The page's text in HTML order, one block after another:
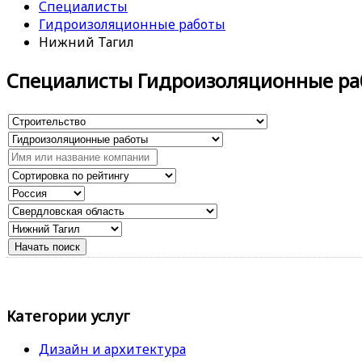
Специалисты
Гидроизоляционные работы
Нижний Тагил
Специалисты Гидроизоляционные
Категории услуг
Дизайн и архитектура